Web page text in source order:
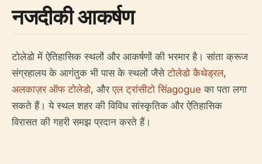
नजदीकी आकर्षण
टोलेडो में ऐतिहासिक स्थलों और आकर्षणों की भरमार है। सांता क्रूज
संग्रहालय के आगंतुक भी पास के स्थलों जैसेटोलेडो कैथेड्रल,
अलकाज़र ऑफ टोलेडो, औरएल ट्रांसीटो सिंagogue का पता लगा
सकते हैं। ये स्थल शहर की विविध सांस्कृतिक और ऐतिहासिक
विरासत की गहरी समझ प्रदान करते हैं।